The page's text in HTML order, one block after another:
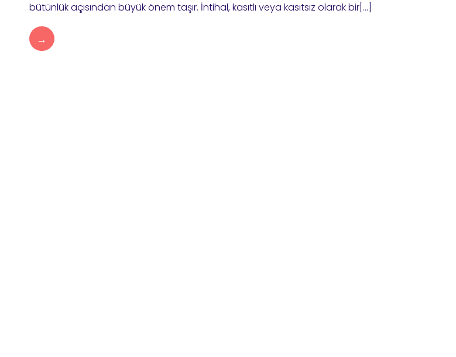
bütünlük açısından büyük önem taşır. İntihal, kasıtlı veya kasıtsız olarak bir[…]
→